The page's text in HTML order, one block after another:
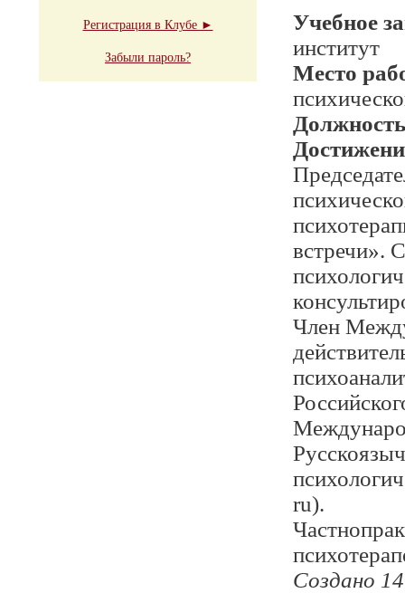
Регистрация в Клубе ►
Забыли пароль?
Учебное
институт
Место
встречи».
Член
ru).
Создано